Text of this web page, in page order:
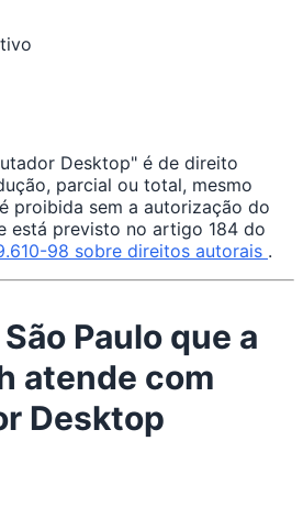
Desktop" é de direito
parcial ou total, mesmo
proibida sem a autorização do
está previsto no artigo 184 do
98 sobre direitos autorais .
Paulo que a
atende com
Desktop